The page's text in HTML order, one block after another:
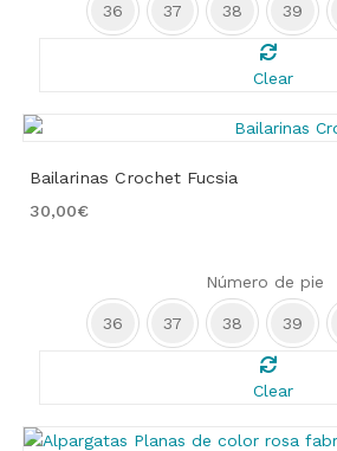
36 37 38 39
Clear
Bailarinas Crochet Fucsia
30,00€
Número de pie
36 37 38 39
Clear